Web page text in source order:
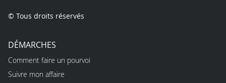
© Tous droits réservés
DÉMARCHES
Comment faire un pourvoi
Suivre mon affaire